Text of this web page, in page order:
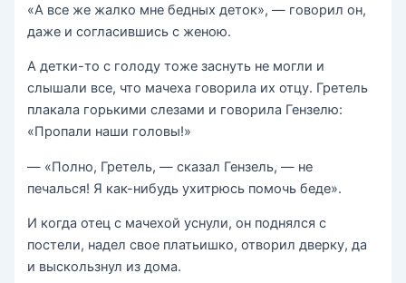
«А все же жалко мне бедных деток», — говорил он,
даже и согласившись с женою.
А детки-то с голоду тоже заснуть не могли и
слышали все, что мачеха говорила их отцу. Гретель
плакала горькими слезами и говорила Гензелю:
«Пропали наши головы!»
— «Полно, Гретель, — сказал Гензель, — не
печалься! Я как-нибудь ухитрюсь помочь беде».
И когда отец с мачехой уснули, он поднялся с
постели, надел свое платьишко, отворил дверку, да
и выскользнул из дома.